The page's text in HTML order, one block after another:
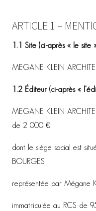
ARTICLE 1 –
1.1 Site (ci-après « le site
MEGANE KLEIN
1.2 Éditeur (ci-après «
MEGANE KLEIN
de 2 000 €
dont le siège social est
BOURGES
représentée par Mégane
immatriculée au RCS de